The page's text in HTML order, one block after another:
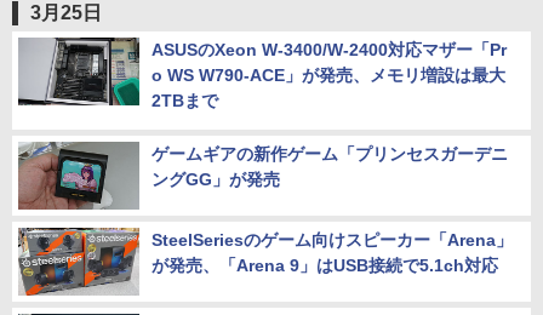
3月25日
ASUSのXeon W-3400/W-2400対応マザー「Pr
o WS W790-ACE」が発売、メモリ増設は最大
2TBまで
ゲームギアの新作ゲーム「プリンセスガーデニ
ングGG」が発売
SteelSeriesのゲーム向けスピーカー「Arena」
が発売、「Arena 9」はUSB接続で5.1ch対応